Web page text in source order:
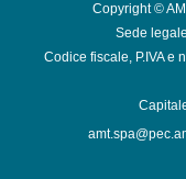
Copyright ©
Sede
Codice fiscale, P.IVA e